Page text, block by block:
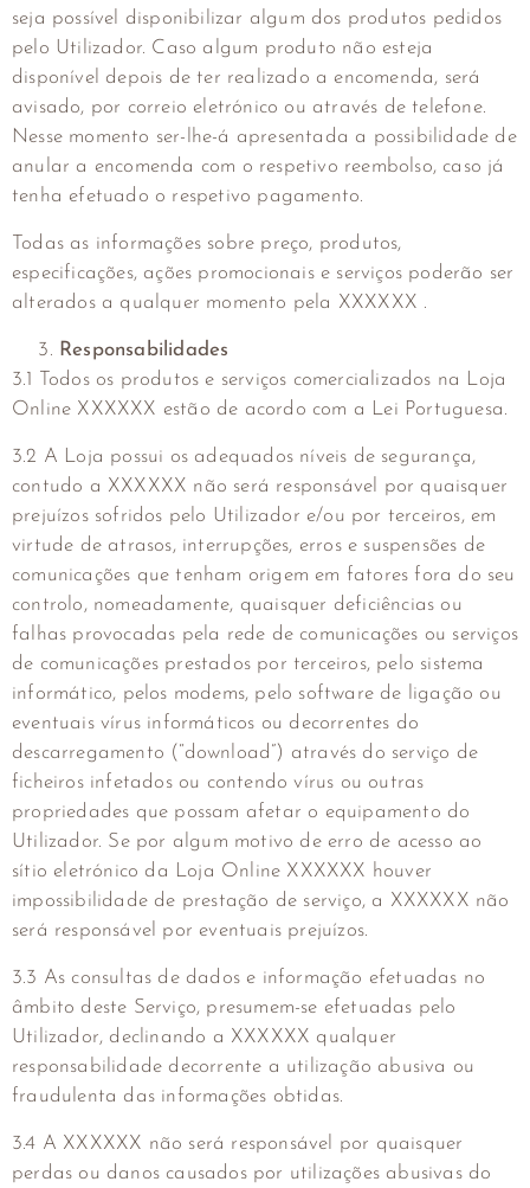
seja possível disponibilizar algum dos produtos pedidos
pelo Utilizador. Caso algum produto não esteja
disponível depois de ter realizado a encomenda, será
avisado, por correio eletrónico ou através de telefone.
Nesse momento ser-lhe-á apresentada a possibilidade de
anular a encomenda com o respetivo reembolso, caso já
tenha efetuado o respetivo pagamento.
Todas as informações sobre preço, produtos,
especificações, ações promocionais e serviços poderão ser
alterados a qualquer momento pela XXXXXX .
Responsabilidades
3.1 Todos os produtos e serviços comercializados na Loja
Online XXXXXX estão de acordo com a Lei Portuguesa.
3.2 A Loja possui os adequados níveis de segurança,
contudo a XXXXXX não será responsável por quaisquer
prejuízos sofridos pelo Utilizador e/ou por terceiros, em
virtude de atrasos, interrupções, erros e suspensões de
comunicações que tenham origem em fatores fora do seu
controlo, nomeadamente, quaisquer deficiências ou
falhas provocadas pela rede de comunicações ou serviços
de comunicações prestados por terceiros, pelo sistema
informático, pelos modems, pelo software de ligação ou
eventuais vírus informáticos ou decorrentes do
descarregamento (“download”) através do serviço de
ficheiros infetados ou contendo vírus ou outras
propriedades que possam afetar o equipamento do
Utilizador. Se por algum motivo de erro de acesso ao
sítio eletrónico da Loja Online XXXXXX houver
impossibilidade de prestação de serviço, a XXXXXX não
será responsável por eventuais prejuízos.
3.3 As consultas de dados e informação efetuadas no
âmbito deste Serviço, presumem-se efetuadas pelo
Utilizador, declinando a XXXXXX qualquer
responsabilidade decorrente a utilização abusiva ou
fraudulenta das informações obtidas.
3.4 A XXXXXX não será responsável por quaisquer
perdas ou danos causados por utilizações abusivas do